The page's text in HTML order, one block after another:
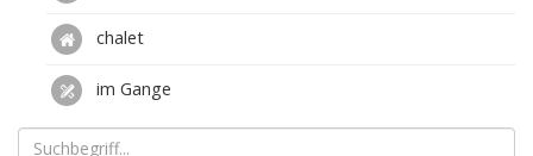
chalet
im Gange